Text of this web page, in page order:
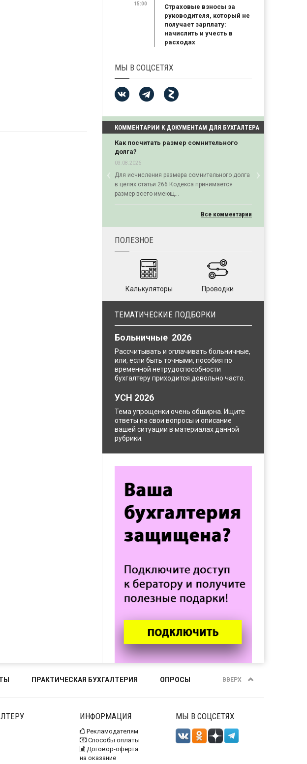
15:00
Страховые взносы за
руководителя, который не
получает зарплату:
начислить и учесть в
расходах
МЫ В СОЦСЕТЯХ
КОММЕНТАРИИ К ДОКУМЕНТАМ ДЛЯ БУХГАЛТЕРА
Как посчитать размер сомнительного
долга?
03.08.2026
Для исчисления размера сомнительного долга
в целях статьи 266 Кодекса принимается
размер всего имеющ...
‹Previous ›Next
Все комментарии
ПОЛЕЗНОЕ
Калькуляторы Проводки
ТЕМАТИЧЕСКИЕ ПОДБОРКИ
Больничные 2026
Рассчитывать и оплачивать больничные,
или, если быть точными, пособия по
временной нетрудоспособности
бухгалтеру приходится довольно часто.
УСН 2026
Тема упрощенки очень обширна. Ищите
ответы на свои вопросы и описание
вашей ситуации в материалах данной
рубрики.
ПРАКТИЧЕСКАЯ БУХГАЛТЕРИЯ ОПРОСЫ ВВЕРХ
ИНФОРМАЦИЯ
Рекламодателям
Способы оплаты
Договор-оферта
на оказание
МЫ В СОЦСЕТЯХ